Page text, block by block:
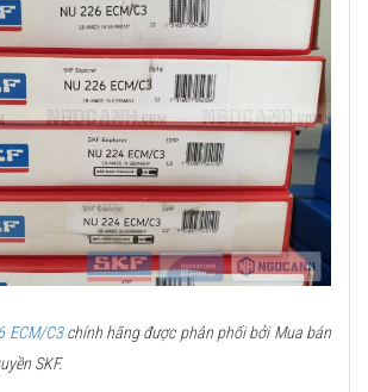
ECM/C3chính hãng được phân phối bởi Mua bán
SKF.